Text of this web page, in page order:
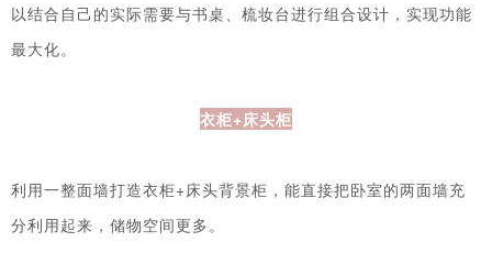
以结合自己的实际需要与书桌、梳妆台进行组合设计，实现功能
最大化。
衣柜+床头柜
利用一整面墙打造衣柜+床头背景柜，能直接把卧室的两面墙充
分利用起来，储物空间更多。